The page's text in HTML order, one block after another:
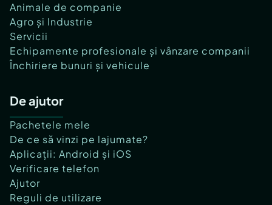
Animale de companie
Agro și Industrie
Servicii
Echipamente profesionale și vânzare companii
Închiriere bunuri și vehicule
De ajutor
Pachetele mele
De ce să vinzi pe lajumate?
Aplicații: Android și iOS
Verificare telefon
Ajutor
Reguli de utilizare